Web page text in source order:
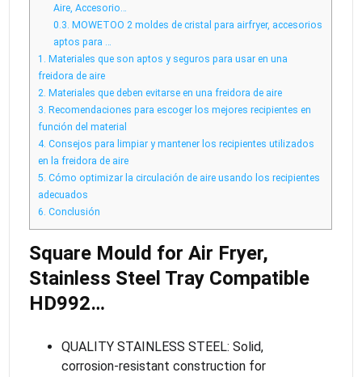
Aire, Accesorio…
0.3. MOWETOO 2 moldes de cristal para airfryer, accesorios
aptos para …
1.
Materiales que son aptos y seguros para usar en una
freidora de aire
2. Materiales que deben evitarse en una freidora de aire
3. Recomendaciones para escoger los mejores recipientes en
función del material
4. Consejos para limpiar y mantener los recipientes utilizados
en la freidora de aire
5. Cómo optimizar la circulación de aire usando los recipientes
adecuados
6. Conclusión
Square Mould for Air Fryer,
Stainless Steel Tray Compatible
HD992…
QUALITY STAINLESS STEEL: Solid,
corrosion-resistant construction for